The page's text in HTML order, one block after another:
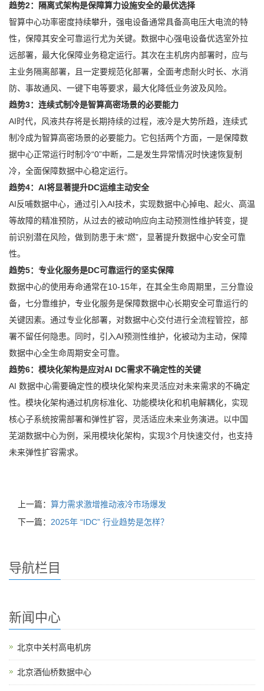
趋势2：隔离式架构是保障算力设施安全的最优选择
智算中心功率密度持续攀升，强电设备通常具备高电压大电流的特
性，保障其安全可靠运行尤为关键。数据中心强电设备优选室外拉
远部署，最大化保障业务稳定运行。其次在主机房内部署时，应与
主业务隔离部署，且一定要规范化部署，全面考虑耐火时长、水消
防、事故通风、一键下电等要求，最大化降低业务波及风险。
趋势3：连续式制冷是智算高密场景的必要能力
AI时代，风液共存将是长期持续的过程，液冷是大势所趋，连续式
制冷成为智算高密场景的必要能力。它包括两个方面，一是保障数
据中心正常运行时制冷“0”中断，二是发生异常情况时快速恢复制
冷，全面保障数据中心稳定运行。
趋势4：AI将显著提升DC运维主动安全
AI反哺数据中心，通过引入AI技术，实现数据中心掉电、起火、高温
等故障的精准预防，从过去的被动响应向主动预测性维护转变，提
前识别潜在风险，做到防患于未“燃”，显著提升数据中心安全可靠
性。
趋势5：专业化服务是DC可靠运行的坚实保障
数据中心的使用寿命通常在10-15年，在其全生命周期里，三分靠设
备，七分靠维护，专业化服务是保障数据中心长期安全可靠运行的
关键因素。通过专业化部署，对数据中心交付进行全流程管控，部
署不留任何隐患。同时，引入AI预测性维护，化被动为主动，保障
数据中心全生命周期安全可靠。
趋势6：模块化架构是应对AI DC需求不确定性的关键
AI 数据中心需要确定性的模块化架构来灵活应对未来需求的不确定
性。模块化架构通过机房标准化、功能模块化和机电解耦化，实现
核心子系统按需部署和弹性扩容，灵活适应未来业务演进。以中国
芜湖数据中心为例，采用模块化架构，实现3个月快速交付，也支持
未来弹性扩容需求。
上一篇： 算力需求激增推动液冷市场爆发
下一篇： 2025年 “IDC” 行业趋势是怎样？
导航栏目
新闻中心
北京中关村高电机房
北京酒仙桥数据中心